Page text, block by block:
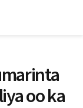
oo ka